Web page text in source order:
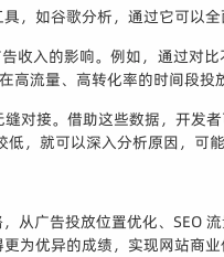
如谷歌分析，通过它可以
入的影响。例如，通过对
流量、高转化率的时间段投
对接。借助这些数据，开
，就可以深入分析原因，可
广告投放位置优化、SEO
为优异的成绩，实现网站商业